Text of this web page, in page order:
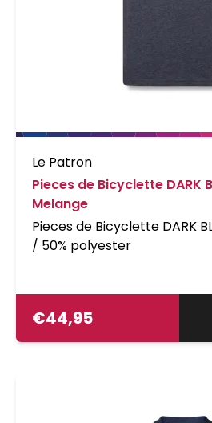
Le Patron
Pieces de Bicyclette DARK
Melange
Pieces de Bicyclette DARK
/ 50% polyester
€44,95